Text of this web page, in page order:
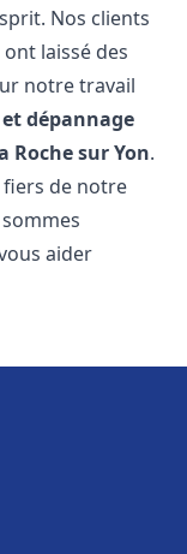
Nos clients
laissé des
notre travail
dépannage
Roche sur Yon.
de notre
aider